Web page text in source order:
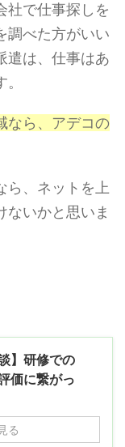
社で仕事探しを
調べた方がいい
遣は、仕事はあ
なら、アデコの
ら、ネットを上
ないかと思いま
】研修での
価に繋がっ
る